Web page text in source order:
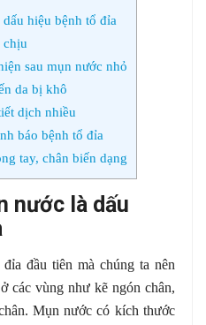
hiệu bệnh tổ đỉa
chịu
sau mụn nước nhỏ
da bị khô
dịch nhiều
báo bệnh tổ đỉa
tay, chân biến dạng
nước là dấu
đầu tiên mà chúng ta nên
các vùng như kẽ ngón chân,
Mụn nước có kích thước